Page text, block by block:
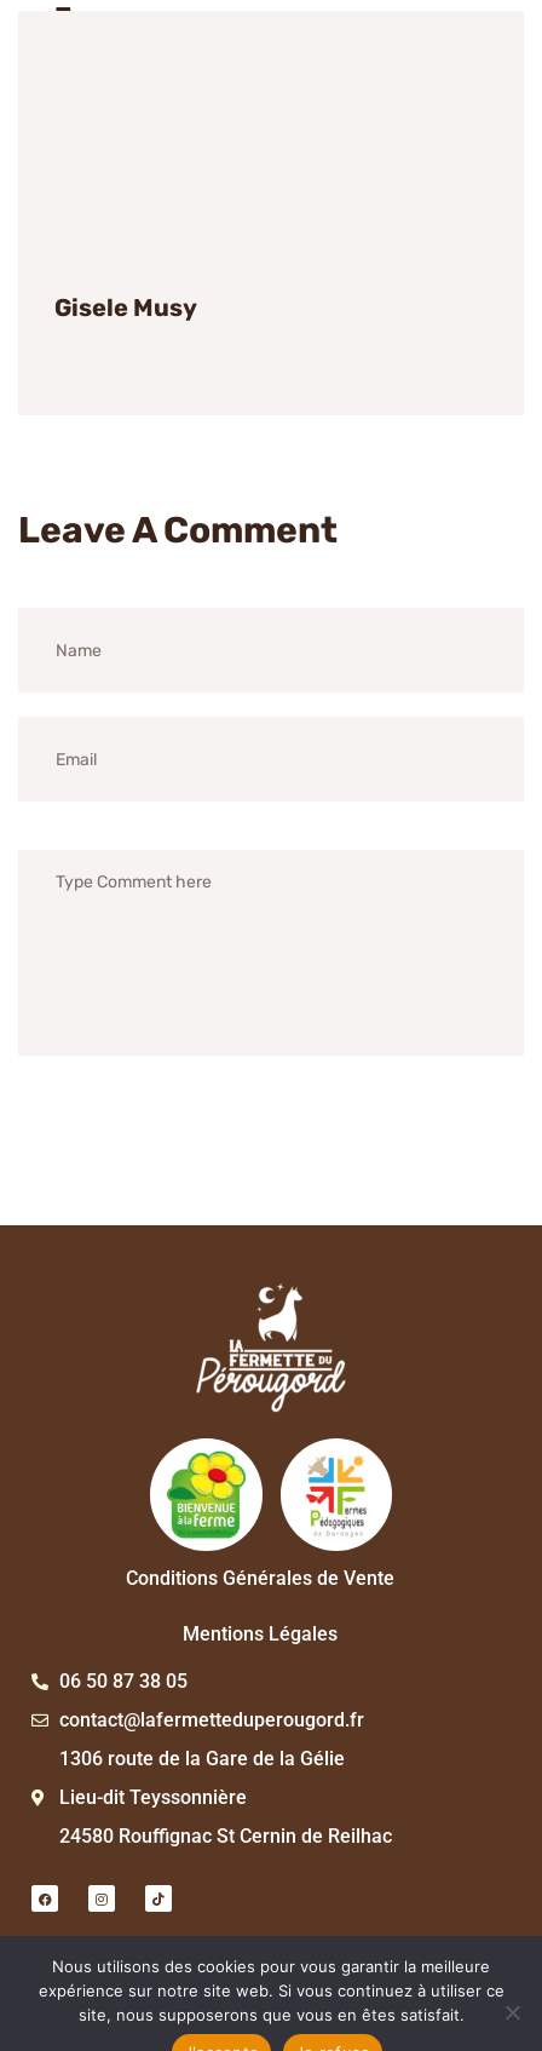
Tags
Gisele Musy
Leave A Comment
Conditions Générales de Vente
Mentions Légales
06 50 87 38 05
contact@lafermetteduperougord.fr
1306 route de la Gare de la Gélie
Lieu-dit Teyssonnière
24580 Rouffignac St Cernin de Reilhac
Copyright © 2023 La Fermette du Pérougord. Site internet
Nous utilisons des cookies pour vous garantir la meilleure
expérience sur notre site web. Si vous continuez à utiliser ce
site, nous supposerons que vous en êtes satisfait.